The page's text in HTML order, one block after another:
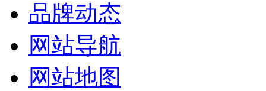
品牌动态
网站导航
网站地图